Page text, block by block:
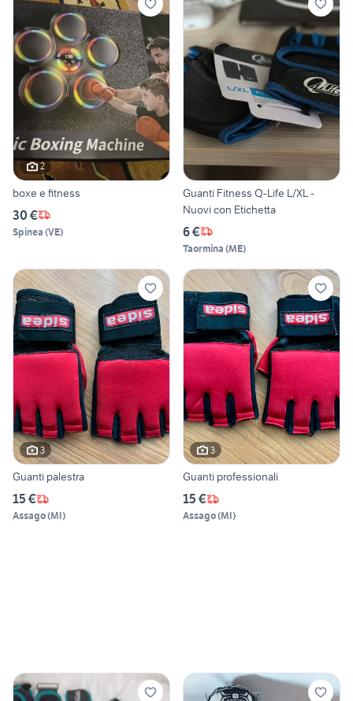
2
boxe e fitness
30 €
Spinea (VE)
Guanti Fitness Q-Life L/XL -
Nuovi con Etichetta
6 €
Taormina (ME)
3
Guanti palestra
15 €
Assago(MI)
3
Guanti professionali
15 €
Assago(MI)